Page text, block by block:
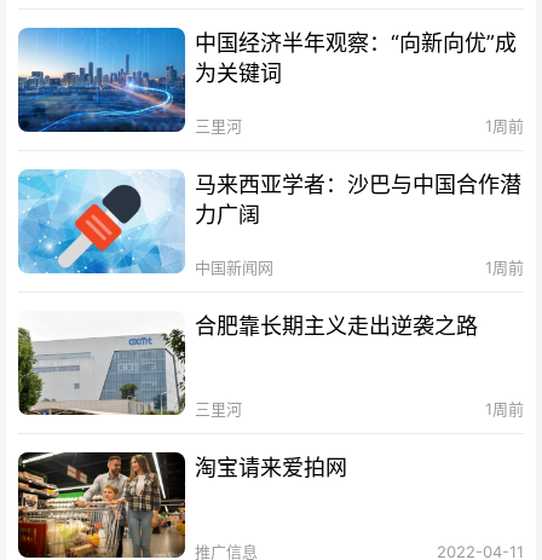
中国经济半年观察：“向新向优”成
为关键词
三里河 1周前
马来西亚学者：沙巴与中国合作潜
力广阔
中国新闻网 1周前
合肥靠长期主义走出逆袭之路
三里河 1周前
淘宝请来爱拍网
推广信息 2022-04-11